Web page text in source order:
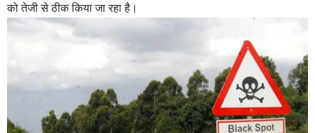
को तेजी से ठीक किया जा रहा है।